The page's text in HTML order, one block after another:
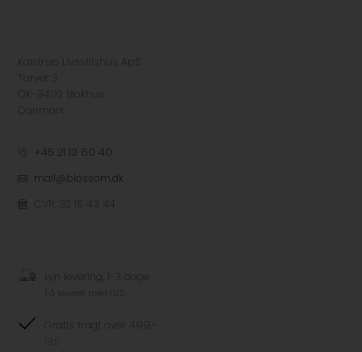
Kalstrup Livsstilshus ApS
Torvet 3
DK-9492 Blokhus
+45 21 13 60 40
mail@blossom.dk
Lyn levering, 1-3 dage